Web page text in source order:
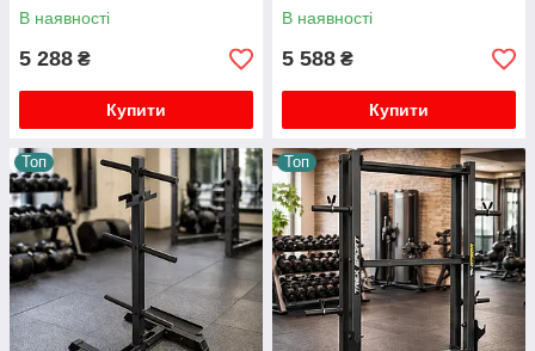
В наявності
5 288 ₴
Купити
В наявності
5 588 ₴
Купити
Топ Топ